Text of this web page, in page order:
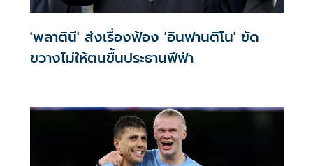
'พลาตินี' ส่งเรื่องฟ้อง 'อินฟานติโน' ขัด
ขวางไม่ให้ตนขึ้นประธานฟีฟ่า